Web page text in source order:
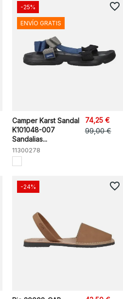
Camper Karst Sandal
K101048-007
Sandalias...
11300278
74,25 €
99,00 €
-25%
ENVÍO GRATIS
favorite_border
-24% favorite_border